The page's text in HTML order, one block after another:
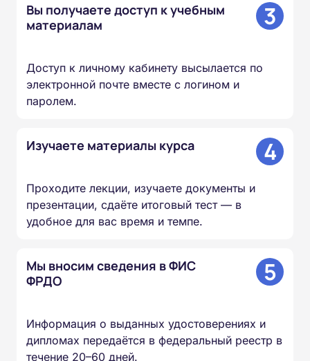
Вы получаете доступ к учебным
материалам
3
Доступ к личному кабинету высылается по
электронной почте вместе с логином и
паролем.
Изучаете материалы курса 4
Проходите лекции, изучаете документы и
презентации, сдаёте итоговый тест — в
удобное для вас время и темпе.
Мы вносим сведения в ФИС
ФРДО
5
Информация о выданных удостоверениях и
дипломах передаётся в федеральный реестр в
течение 20–60 дней.